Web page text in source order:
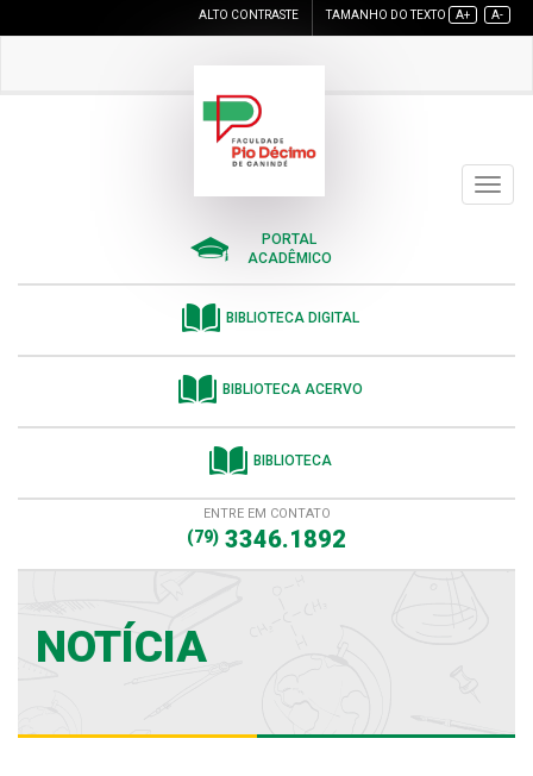
ALTO CONTRASTE TAMANHO DO TEXTO A+ A-
Toggle
PORTAL
ACADÊMICO
BIBLIOTECA DIGITAL
BIBLIOTECA ACERVO
BIBLIOTECA
ENTRE EM CONTATO
(79) 3346.1892
NOTÍCIA